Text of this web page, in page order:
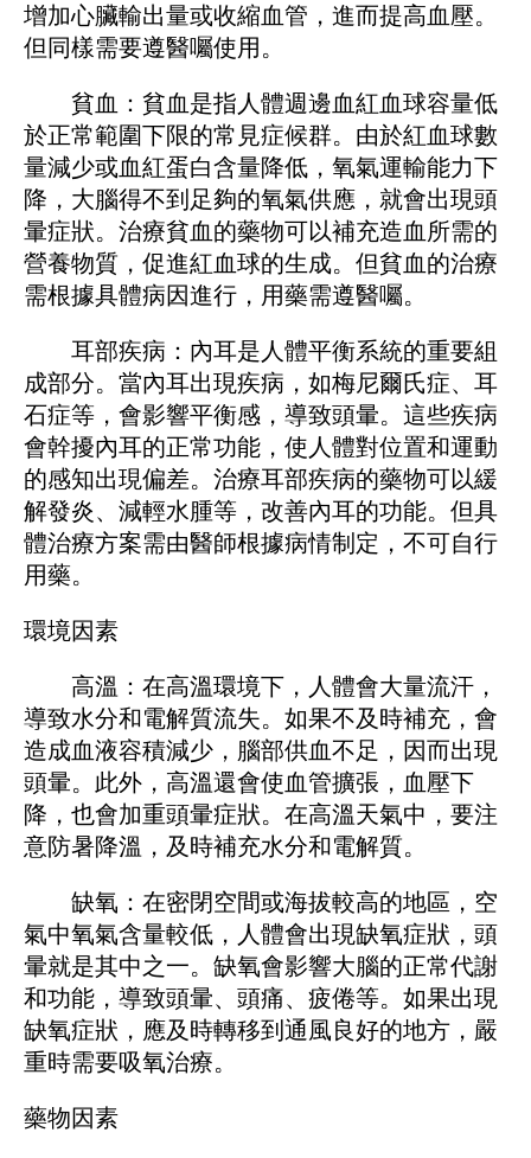
增加心臟輸出量或收縮血管，進而提高血壓。
但同樣需要遵醫囑使用。
貧血：貧血是指人體​​週邊血紅血球容量低
於正常範圍下限的常見症候群。由於紅血球數
量減少或血紅蛋白含量降低，氧氣運輸能力下
降，大腦得不到足夠的氧氣供應，就會出現頭
暈症狀。治療貧血的藥物可以補充造血所需的
營養物質，促進紅血球的生成。但貧血的治療
需根據具體病因進行，用藥需遵醫囑。
耳部疾病：內耳是人體平衡系統的重要組
成部分。當內耳出現疾病，如梅尼爾氏症、耳
石症等，會影響平衡感，導致頭暈。這些疾病
會幹擾內耳的正常功能，使人體對位置和運動
的感知出現偏差。治療耳部疾病的藥物可以緩
解發炎、減輕水腫等，改善內耳的功能。但具
體治療方案需由醫師根據病情制定，不可自行
用藥。
環境因素
高溫：在高溫環境下，人體會大量流汗，
導致水分和電解質流失。如果不及時補充，會
造成血液容積減少，腦部供血不足，因而出現
頭暈。此外，高溫還會使血管擴張，血壓下
降，也會加重頭暈症狀。在高溫天氣中，要注
意防暑降溫，及時補充水分和電解質。
缺氧：在密閉空間或海拔較高的地區，空
氣中氧氣含量較低，人體會出現缺氧症狀，頭
暈就是其中之一。缺氧會影響大腦的正常代謝
和功能，導致頭暈、頭痛、疲倦等。如果出現
缺氧症狀，應及時轉移到通風良好的地方，嚴
重時需要吸氧治療。
藥物因素